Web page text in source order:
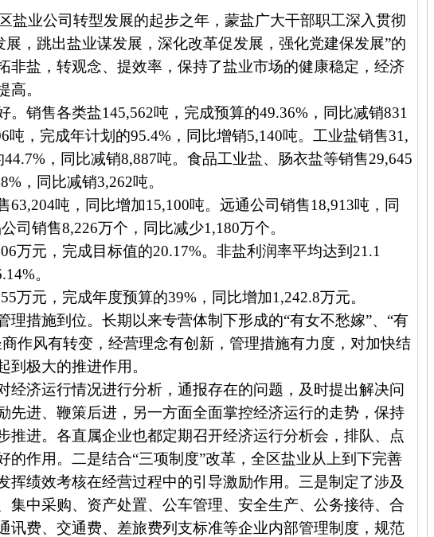
盐业公司转型发展的起步之年，蒙盐广大干部职工深入贯彻
展，跳出盐业谋发展，深化改革促发展，强化党建保发展”的
非盐，转观念、提效率，保持了盐业市场的健康稳定，经济
高。
。销售各类盐145,562吨，完成预算的49.36%，同比减销831
吨，完成年计划的95.4% ，同比增销5,140吨。工业盐销售31,
44.7% ，同比减销8,887吨。食品工业盐、肠衣盐等销售29,645
，同比减销3,262吨。
63,204吨，同比增加15,100吨。远通公司销售18,913吨，同
司销售8,226万个，同比减少1,180万个。
万元，完成目标值的20.17%。非盐利润率平均达到 21.1
。
万元，完成年度预算的39%，同比增加1,242.8万元。
理措施到位。长期以来专营体制下形成的“有女不愁嫁”、“有
作风有转变，经营理念有创新，管理措施有力度，对加快结
到极大的推进作用。
经济运行情况进行分析，通报存在的问题，及时提出解决问
先进、鞭策后进，另一方面全面掌控经济运行的走势，保持
推进。各直属企业也都定期召开经济运行分析会，排队、点
的作用。二是结合“三项制度”改革，全区盐业从上到下完善
挥绩效考核在经营过程中的引导激励作用。三是制定了涉及
集中采购、资产处置、公车管理、安全生产、公务接待、合
讯费、交通费、差旅费列支标准等企业内部管理制度，规范